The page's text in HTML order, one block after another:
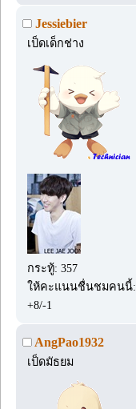
Jessiebier
เป็ดเด็กช่าง
กระทู้: 357
ให้คะแนนชื่นชมคนนี้:
+8/-1
AngPao1932
เป็ดมัธยม